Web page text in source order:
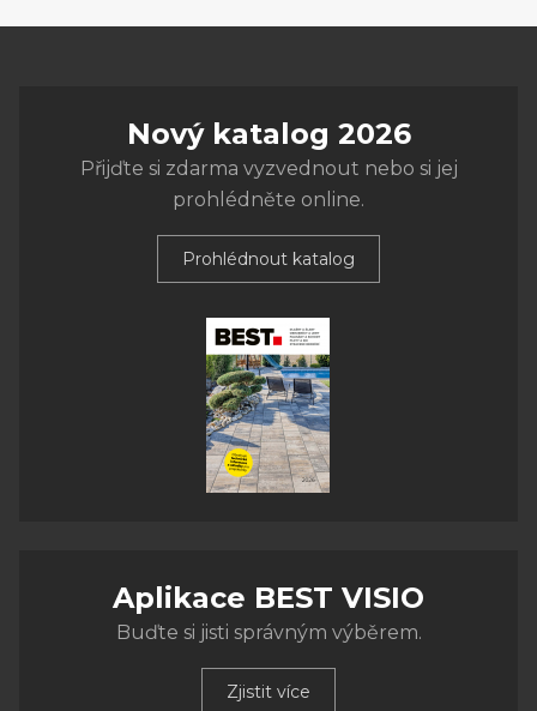
Nový katalog 2026
Přijďte si zdarma vyzvednout nebo si jej
prohlédněte online.
Prohlédnout katalog
Aplikace BEST VISIO
Buďte si jisti správným výběrem.
Zjistit více